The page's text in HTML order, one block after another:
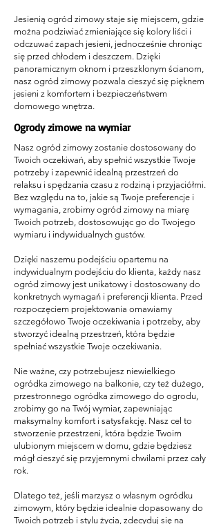
Jesienią ogród zimowy staje się miejscem, gdzie
można podziwiać zmieniające się kolory liści i
odczuwać zapach jesieni, jednocześnie chroniąc
się przed chłodem i deszczem. Dzięki
panoramicznym oknom i przeszklonym ścianom,
nasz ogród zimowy pozwala cieszyć się pięknem
jesieni z komfortem i bezpieczeństwem
domowego wnętrza.
Ogrody zimowe na wymiar
Nasz ogród zimowy zostanie dostosowany do
Twoich oczekiwań, aby spełnić wszystkie Twoje
potrzeby i zapewnić idealną przestrzeń do
relaksu i spędzania czasu z rodziną i przyjaciółmi.
Bez względu na to, jakie są Twoje preferencje i
wymagania, zrobimy ogród zimowy na miarę
Twoich potrzeb, dostosowując go do Twojego
wymiaru i indywidualnych gustów.
Dzięki naszemu podejściu opartemu na
indywidualnym podejściu do klienta, każdy nasz
ogród zimowy jest unikatowy i dostosowany do
konkretnych wymagań i preferencji klienta. Przed
rozpoczęciem projektowania omawiamy
szczegółowo Twoje oczekiwania i potrzeby, aby
stworzyć idealną przestrzeń, która będzie
spełniać wszystkie Twoje oczekiwania.
Nie ważne, czy potrzebujesz niewielkiego
ogródka zimowego na balkonie, czy też dużego,
przestronnego ogródka zimowego do ogrodu,
zrobimy go na Twój wymiar, zapewniając
maksymalny komfort i satysfakcję. Nasz cel to
stworzenie przestrzeni, która będzie Twoim
ulubionym miejscem w domu, gdzie będziesz
mógł cieszyć się przyjemnymi chwilami przez cały
rok.
Dlatego też, jeśli marzysz o własnym ogródku
zimowym, który będzie idealnie dopasowany do
Twoich potrzeb i stylu życia, zdecyduj się na